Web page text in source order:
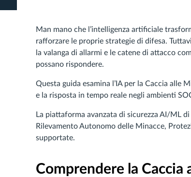
Man mano che l’intelligenza artificiale
rafforzare le proprie strategie di difesa.
la valanga di allarmi e le catene di attacco
possano rispondere.
Questa guida esamina l’IA per la Caccia alle
e la risposta in tempo reale negli ambienti
La piattaforma avanzata di sicurezza AI/ML
Rilevamento Autonomo delle Minacce,
supportate.
Comprendere la Caccia